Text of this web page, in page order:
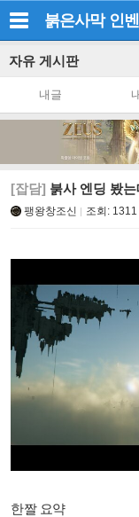
붉은사막 인벤
자유 게시판
내글
[잡담] 붉사 엔딩 봤
팽왕창조신 조회: 1311
한짤 요약